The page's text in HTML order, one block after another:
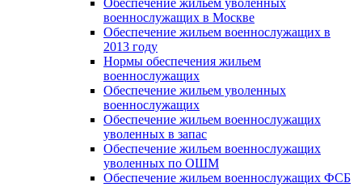
Обеспечение жильем уволенных
военнослужащих в Москве
Обеспечение жильем военнослужащих в
2013 году
Нормы обеспечения жильем
военнослужащих
Обеспечение жильем уволенных
военнослужащих
Обеспечение жильем военнослужащих
уволенных в запас
Обеспечение жильем военнослужащих
уволенных по ОШМ
Обеспечение жильем военнослужащих ФСБ